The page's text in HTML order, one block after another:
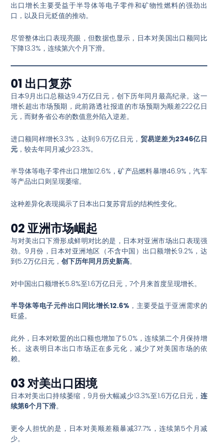
出口增长主要受益于半导体等电子零件和矿物性燃料的强劲出
口，以及日元贬值的推动。
尽管整体出口表现亮眼，但数据也显示，日本对美国出口额同比
下降13.3%，连续第六个月下滑。
01 出口复苏
日本9月出口总额达9.4万亿日元，创下历年同月最高纪录。这一
增长超出市场预期，此前路透社报道的市场预期为顺差222亿日
元，而财务省公布的数值意外陷入逆差。
进口额同样增长3.3%，达到9.6万亿日元， 贸易逆差为2346亿日
元 ，较去年同月减少23.3%。
半导体等电子零件出口增加12.6%，矿产品燃料暴增46.9%，汽车
等产品出口则呈现萎缩。
这种差异化表现揭示了日本出口复苏背后的结构性变化。
02 亚洲市场崛起
与对美出口下滑形成鲜明对比的是，日本对亚洲市场出口表现强
劲。9月份，日本对亚洲地区（不含中国）出口额增长9.2%，达
到5.2万亿日元，创下历年同月历史新高。
对中国出口额增长5.8%至1.6万亿日元，7个月来首度呈现增长。
半导体等电子元件出口同比增长12.6% ，主要受益于亚洲需求的
旺盛。
此外，日本对欧盟的出口额也增加了5.0%，连续第二个月保持增
长。这表明日本出口市场正在多元化，减少了对美国市场的依
赖。
03 对美出口困境
日本对美出口持续萎缩，9月份大幅减少13.3%至1.6万亿日元， 连
续第6个月下滑。
更令人担忧的是，日本对美顺差额暴减37.7%，连续第5个月减
少。